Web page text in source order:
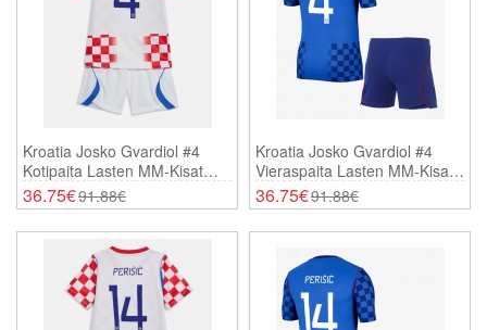
Kroatia Josko Gvardiol #4
Kotipaita Lasten MM-Kisat
2026 Lyhythihainen (+
Shortsit)
36.75€91.88€
Kroatia Josko Gvardiol #4
Vieraspaita Lasten MM-Kisat
2026 Lyhythihainen (+
Shortsit)
36.75€91.88€